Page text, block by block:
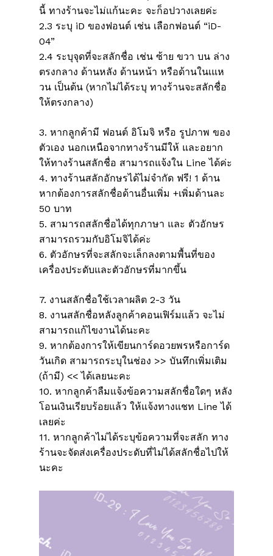
Go To Shop
นี้ ทางร้านจะไม่แก้นะคะ จะก็อปวางเลยค่ะ
2.3 ระบุ iD ของฟอนต์ เช่น เลือกฟอนต์ “iD-
04”
2.4 ระบุจุดที่จะสลักชื่อ เช่น ซ้าย ขวา บน ล่าง
ตรงกลาง ด้านหลัง ด้านหน้า หรือด้านในเแห
วน เป็นต้น (หากไม่ได้ระบุ ทางร้านจะสลักชื่อ
ให้ตรงกลาง)
3. หากลูกค้ามี ฟอนต์ อิโมจิ หรือ รูปภาพ ของ
ตัวเอง นอกเหนือจากทางร้านมีให้ และอยาก
ให้ทางร้านสลักชื่อ สามารถแจ้งใน Line ได้ค่ะ
4. ทางร้านสลักอักษรได้ไม่จำกัด ฟรี! 1 ด้าน
หากต้องการสลักชื่อด้านอื่นเพิ่ม +เพิ่มด้านละ
50 บาท
5. สามารถสลักชื่อได้ทุกภาษา และ ตัวอักษร
สามารถรวมกับอิโมจิได้ค่ะ
6. ตัวอักษรที่จะสลักจะเล็กลงตามพื้นที่ของ
เครื่องประดับและตัวอักษรที่มากขึ้น
7. งานสลักชื่อใช้เวลาผลิต 2-3 วัน
8. งานสลักชื่อหลังลูกค้าคอนเฟิร์มแล้ว จะไม่
สามารถแก้ไขงานได้นะคะ
9. หากต้องการให้เขียนการ์ดอวยพรหรือการ์ด
วันเกิด สามารถระบุในช่อง >> บันทึกเพิ่มเติม
(ถ้ามี) << ได้เลยนะคะ
10. หากลูกค้าลืมแจ้งข้อความสลักชื่อใดๆ หลัง
โอนเงินเรียบร้อยแล้ว ให้แจ้งทางแชท Line ได้
เลยค่ะ
11. หากลูกค้าไม่ได้ระบุข้อความที่จะสลัก ทาง
ร้านจะจัดส่งเครื่องประดับที่ไม่ได้สลักชื่อไปให้
นะคะ